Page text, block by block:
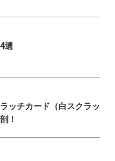
選
ッチカード（白スクラッ
！